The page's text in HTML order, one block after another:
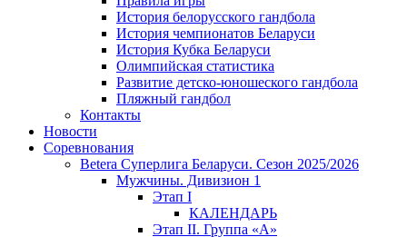
История белорусского гандбола
История чемпионатов Беларуси
История Кубка Беларуси
Олимпийская статистика
Развитие детско-юношеского гандбола
Пляжный гандбол
Контакты
Новости
Соревнования
Betera Суперлига Беларуси. Сезон 2025/2026
Мужчины. Дивизион 1
Этап I
КАЛЕНДАРЬ
Этап II. Группа «А»